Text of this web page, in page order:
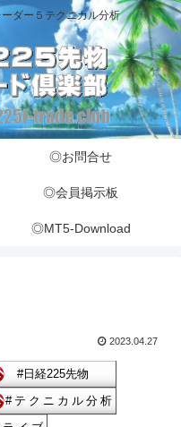
ダー５テクニカル分析
◎お問合せ
◎会員掲示板
◎MT5-Download
2023.04.27